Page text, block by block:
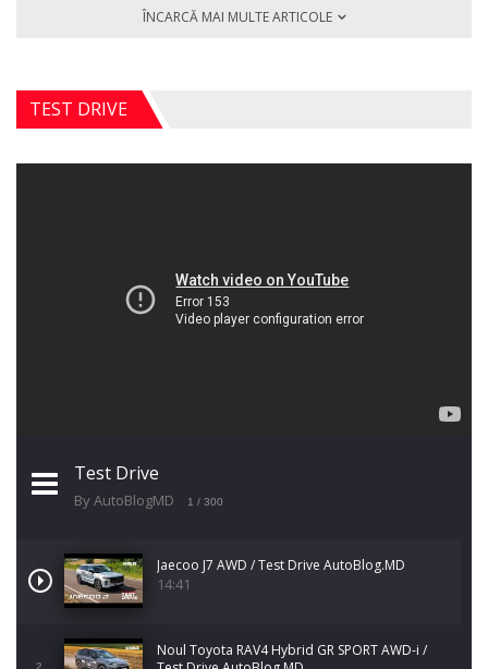
ÎNCARCĂ MAI MULTE ARTICOLE
TEST DRIVE
Test Drive
By AutoBlogMD 1 / 300
Jaecoo J7 AWD / Test Drive AutoBlog.MD
14:41
2
Noul Toyota RAV4 Hybrid GR SPORT AWD-i /